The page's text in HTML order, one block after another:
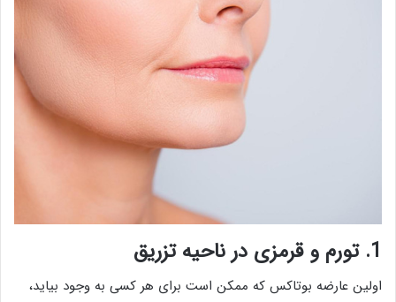
1. تورم و قرمزی در ناحیه تزریق
اولین عارضه بوتاکس که ممکن است برای هر کسی به وجود بیاید،